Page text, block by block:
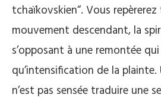
tchaïkovskien“. Vous
mouvement descendant, la
s’opposant à une remontée qui
qu’intensification de la
n’est pas sensée traduire une